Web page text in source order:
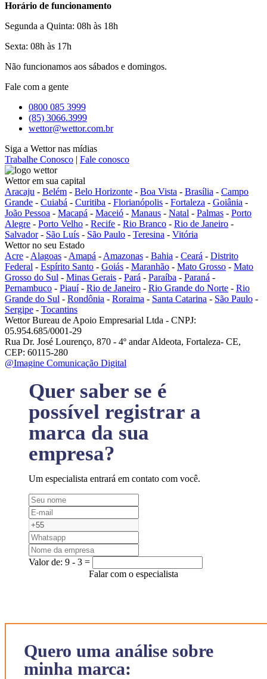
Quero uma análise sobre
minha marca:
Horário de funcionamento
Segunda a Quinta: 08h às 18h
Sexta: 08h às 17h
Não funcionamos aos sábados e domingos.
Fale com a gente
0800 085 3999
(85) 3066.3999
wettor@wettor.com.br
Siga a Wettor nas mídias
Trabalhe Conosco | Fale conosco
Wettor em sua capital
Aracaju - Belém - Belo Horizonte - Boa Vista - Brasília - Campo
Grande - Cuiabá - Curitiba - Florianópolis - Fortaleza - Goiânia -
João Pessoa - Macapá - Maceió - Manaus - Natal - Palmas - Porto
Alegre - Porto Velho - Recife - Rio Branco - Rio de Janeiro -
Salvador- São Luís - São Paulo - Teresina - Vitória
Wettor no seu Estado
Acre - Alagoas - Amapá - Amazonas - Bahia - Ceará - Distrito
Federal - Espírito Santo - Goiás - Maranhão - Mato Grosso - Mato
Grosso do Sul - Minas Gerais - Pará - Paraíba - Paraná -
Pernambuco - Piauí- Rio de Janeiro - Rio Grande do Norte - Rio
Grande do Sul - Rondônia - Roraima - Santa Catarina - São Paulo -
Sergipe - Tocantins
Wettor Bureau de Apoio Empresarial Ltda - CNPJ:
05.954.685/0001-29
Rua Dr. José Lourenço, 870 - 4º andar Aldeota, Fortaleza- CE,
CEP: 60115-280
@Imagine Comunicação Digital
Quer saber se é
possível registrar a
marca da sua
empresa?
Um especialista entrará em contato com você.
Valor de: 9 - 3 =
Falar com o especialista